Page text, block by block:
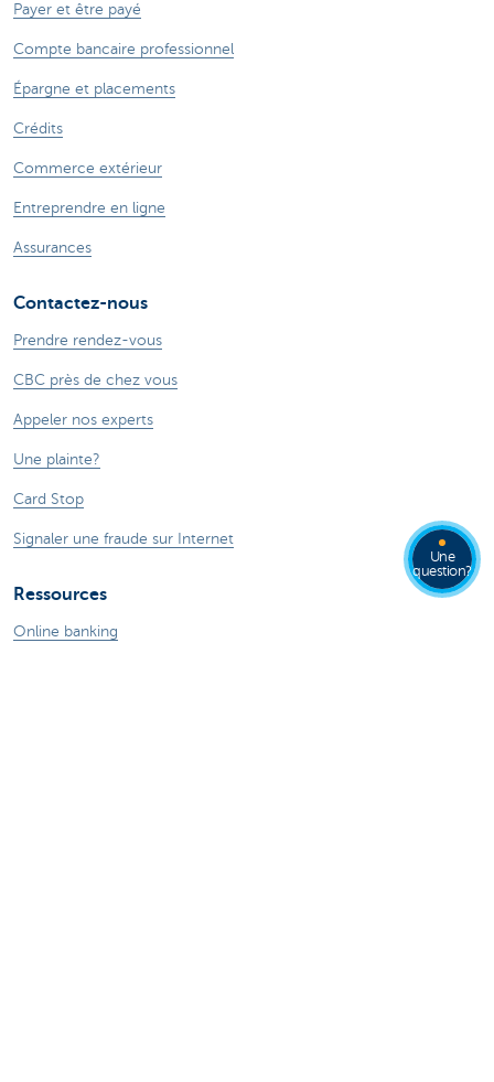
Payer et être payé
Compte bancaire professionnel
Épargne et placements
Crédits
Commerce extérieur
Entreprendre en ligne
Assurances
Contactez-nous
Prendre rendez-vous
CBC près de chez vous
Appeler nos experts
Une plainte?
Card Stop
Signaler une fraude sur Internet
Ressources
Online banking
Une
question?